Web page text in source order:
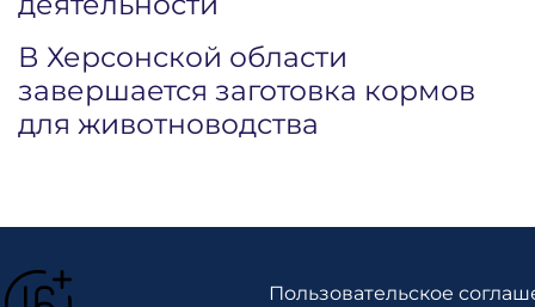
В Херсонской области
завершается заготовка кормов
для животноводства
Пользовательское